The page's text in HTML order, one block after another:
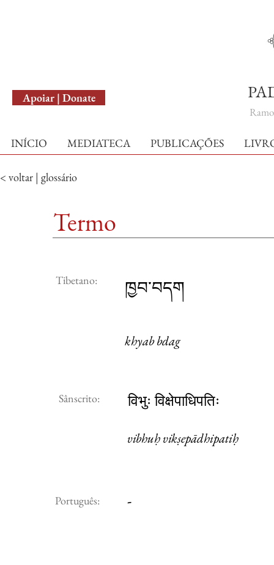
Apoiar | Donate
INÍCIO MEDIATECA PUBLICAÇÕES
< voltar | glossário
Termo
Tibetano: ཁྱབ་བདག
khyab bdag
Sânscrito: विभुः विक्षेपाधिपतिः
vibhuḥ vikṣepādhipatiḥ
Português: -